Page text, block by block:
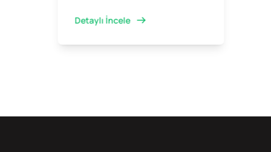
Detaylı İncele